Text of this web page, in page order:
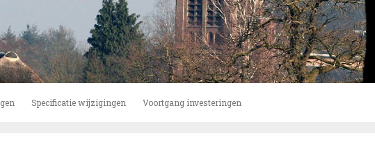
Specificatie wijzigingen Voortgang investeringen